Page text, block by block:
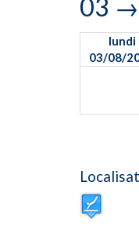
03 →
lundi
03/08/